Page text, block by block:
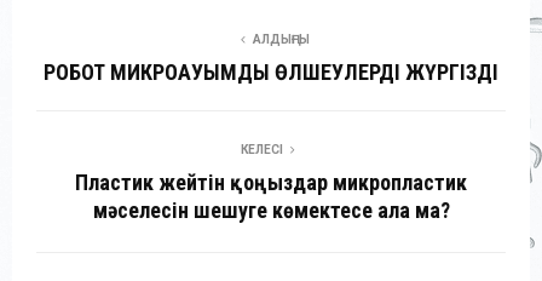
АЛДЫҢҒЫ
РОБОТ МИКРОАУҚЫМДЫ ӨЛШЕУЛЕРДІ ЖҮРГІЗДІ
КЕЛЕСІ
Пластик жейтін қоңыздар микропластик
мәселесін шешуге көмектесе ала ма?